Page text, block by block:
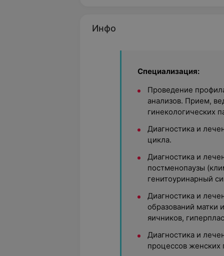
Инфо
Специализация:
Проведение
анализов. Прием,
гинекологических
Диагностика и
цикла.
Диагностика и
постменопаузы
генитоуринарный
Диагностика и
образований матки
яичников,
Диагностика и
процессов женских